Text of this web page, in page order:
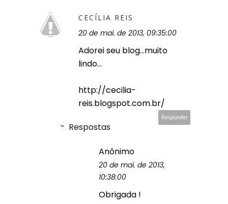
CECÍLIA REIS
20 de mai. de 2013, 09:35:00
Adorei seu blog...muito
lindo...
http://cecilia-
reis.blogspot.com.br/
Responder
Respostas
Anônimo
20 de mai. de 2013,
10:38:00
Obrigada !